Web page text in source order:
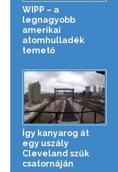
WIPP – a
legnagyobb
amerikai
atomhulladék
temető
Így kanyarog át
egy uszály
Cleveland szűk
csatornáján